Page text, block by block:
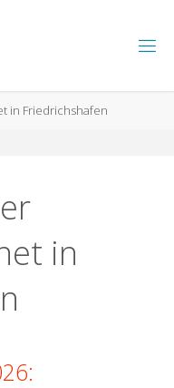
EEG
OCK
ET
in Friedrichshafen
in